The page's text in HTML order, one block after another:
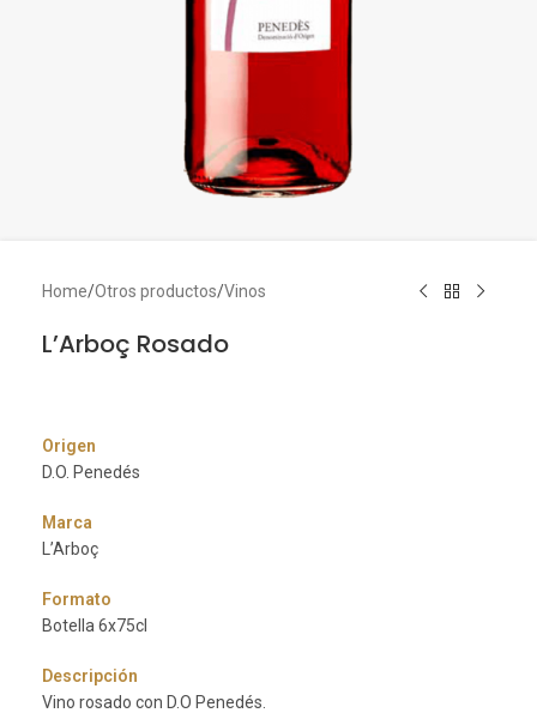
Home/Otros productos/Vinos
L’Arboç Rosado
Origen
D.O. Penedés
Marca
L’Arboç
Formato
Botella 6x75cl
Descripción
Vino rosado con D.O Penedés.